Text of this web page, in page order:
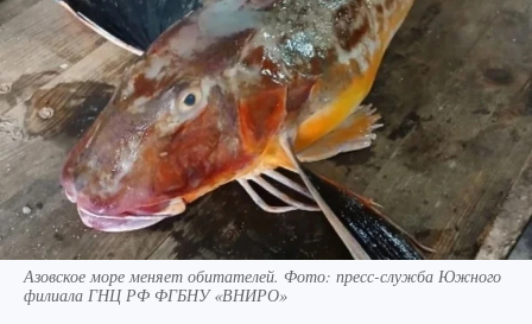
Азовское море меняет обитателей. Фото: пресс-служба Южного
филиала ГНЦ РФ ФГБНУ «ВНИРО»